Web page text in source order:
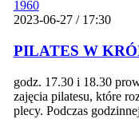
2023-06-27 / 17:30
PILATES W
godz. 17.30 i 18.30
zajęcia pilatesu, które
plecy. Podczas